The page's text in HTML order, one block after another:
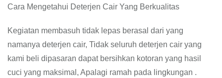
Cara Mengetahui Deterjen Cair Yang Berkualitas
Kegiatan membasuh tidak lepas berasal dari yang
namanya deterjen cair, Tidak seluruh deterjen cair yang
kami beli dipasaran dapat bersihkan kotoran yang hasil
cuci yang maksimal, Apalagi ramah pada lingkungan .